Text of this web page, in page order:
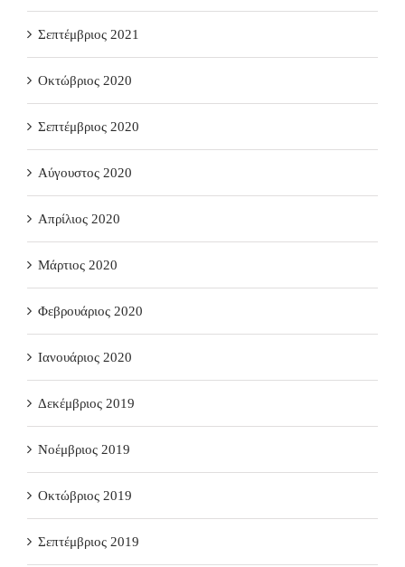
Σεπτέμβριος 2021
Οκτώβριος 2020
Σεπτέμβριος 2020
Αύγουστος 2020
Απρίλιος 2020
Μάρτιος 2020
Φεβρουάριος 2020
Ιανουάριος 2020
Δεκέμβριος 2019
Νοέμβριος 2019
Οκτώβριος 2019
Σεπτέμβριος 2019